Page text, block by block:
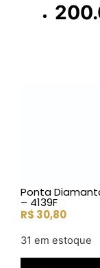
Ponta
– 4139F
R$ 30,80
31 em estoque